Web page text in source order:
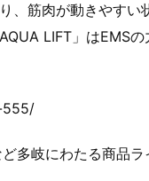
、筋肉が動きやすい
LIFT」はEMS
555/
多岐にわたる商品